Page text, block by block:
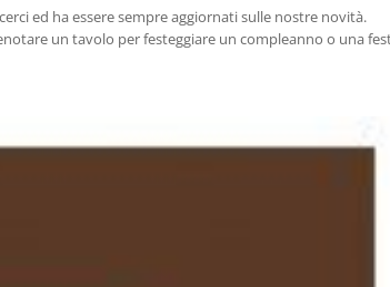
ed ha essere sempre aggiornati sulle nostre novità.
un tavolo per festeggiare un compleanno o una